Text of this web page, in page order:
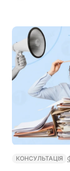
банку?
КОНСУЛЬТАЦІЯ